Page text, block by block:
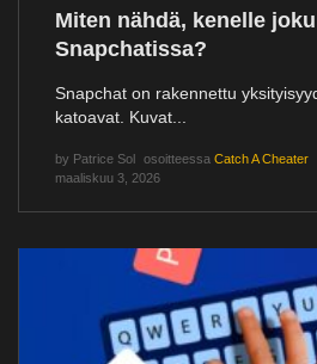
Miten nähdä, kenelle
Snapchatissa?
Snapchat on rakennettu
katoavat. Kuvat...
by Patrice Sol osoitteessa Catch A Cheater
maaliskuu 3, 2026